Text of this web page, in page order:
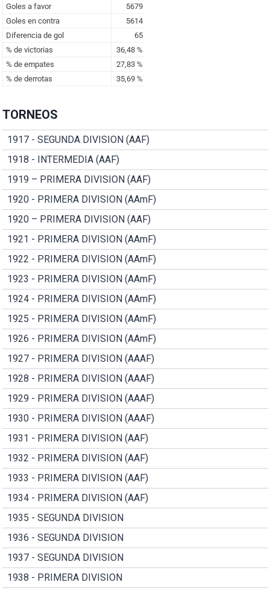
TORNEOS
1917 - SEGUNDA DIVISION (AAF)
1918 - INTERMEDIA (AAF)
1919 – PRIMERA DIVISION (AAF)
1920 - PRIMERA DIVISION (AAmF)
1920 – PRIMERA DIVISION (AAF)
1921 - PRIMERA DIVISION (AAmF)
1922 - PRIMERA DIVISION (AAmF)
1923 - PRIMERA DIVISION (AAmF)
1924 - PRIMERA DIVISION (AAmF)
1925 - PRIMERA DIVISION (AAmF)
1926 - PRIMERA DIVISION (AAmF)
1927 - PRIMERA DIVISION (AAAF)
1928 - PRIMERA DIVISION (AAAF)
1929 - PRIMERA DIVISION (AAAF)
1930 - PRIMERA DIVISION (AAAF)
1931 - PRIMERA DIVISION (AAF)
1932 - PRIMERA DIVISION (AAF)
1933 - PRIMERA DIVISION (AAF)
1934 - PRIMERA DIVISION (AAF)
1935 - SEGUNDA DIVISION
1936 - SEGUNDA DIVISION
1937 - SEGUNDA DIVISION
1938 - PRIMERA DIVISION